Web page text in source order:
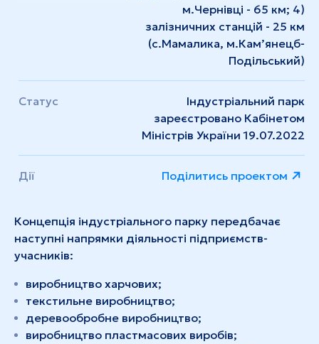
м.Чернівці - 65 км; 4)
залізничних станцій - 25 км
(с.Мамалика, м.Кам’янецб-
Подільський)
Статус
Індустріальний парк
зареєстровано Кабінетом
Міністрів України 19.07.2022
Дії Поділитись проектом
Концепція індустріального парку передбачає
наступні напрямки діяльності підприємств-
учасників:
виробництво харчових;
текстильне виробництво;
деревообробне виробництво;
виробництво пластмасових виробів;